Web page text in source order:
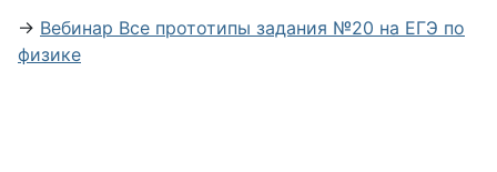
→ Вебинар Все прототипы задания №20 на ЕГЭ по
физике